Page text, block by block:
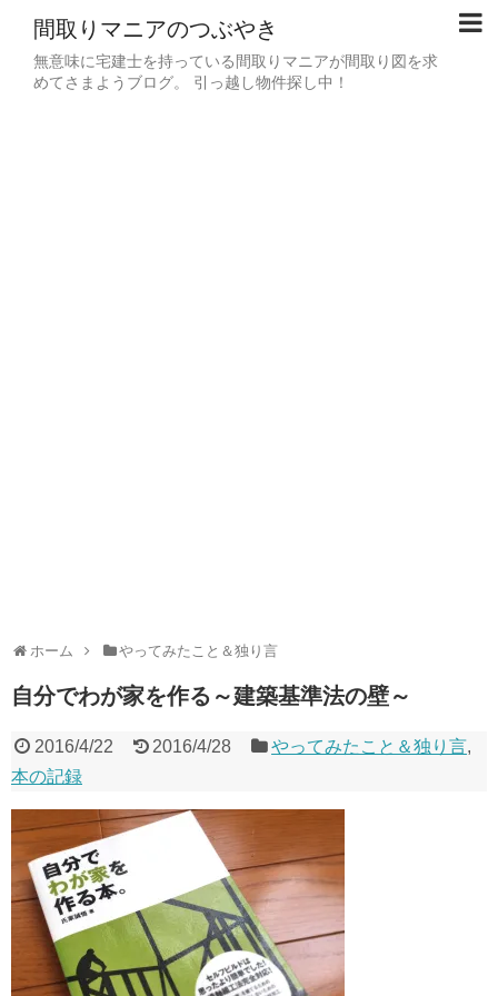
間取りマニアのつぶやき
無意味に宅建士を持っている間取りマニアが間取り図を求
めてさまようブログ。 引っ越し物件探し中！
ホーム やってみたこと＆独り言
自分でわが家を作る～建築基準法の壁～
2016/4/22 2016/4/28 やってみたこと＆独り言,
本の記録